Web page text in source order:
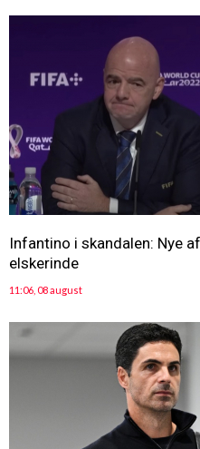
Infantino i skandalen: Nye
elskerinde
11:06, 08 august